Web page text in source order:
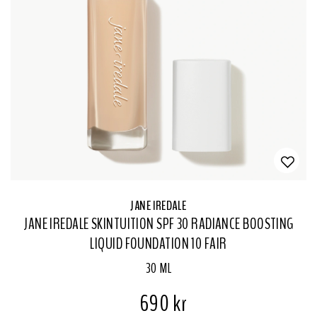
JANE IREDALE
JANE IREDALE SKINTUITION SPF 30 RADIANCE BOOSTING
LIQUID FOUNDATION 10 FAIR
30 ML
690 kr